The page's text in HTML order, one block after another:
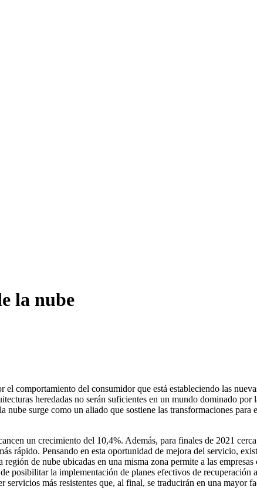
la nube
comportamiento del consumidor que está estableciendo las
heredadas no serán suficientes en un mundo dominado
surge como un aliado que sostiene las transformaciones
un crecimiento del 10,4%. Además, para finales de 2021
rápido. Pensando en esta oportunidad de mejora del servicio,
de nube ubicadas en una misma zona permite a las
posibilitar la implementación de planes efectivos de recuperación
servicios más resistentes que, al final, se traducirán en una mayor